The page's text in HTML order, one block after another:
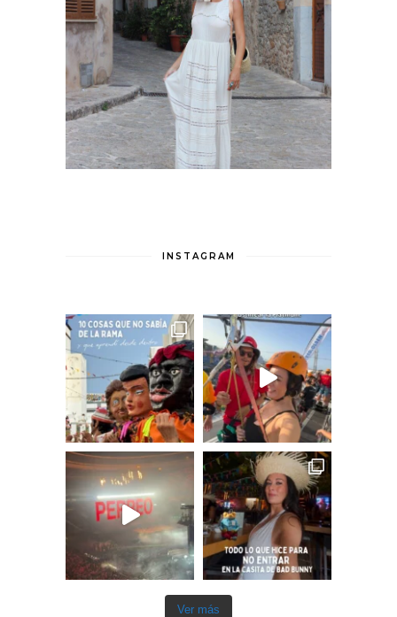
INSTAGRAM
Ver más